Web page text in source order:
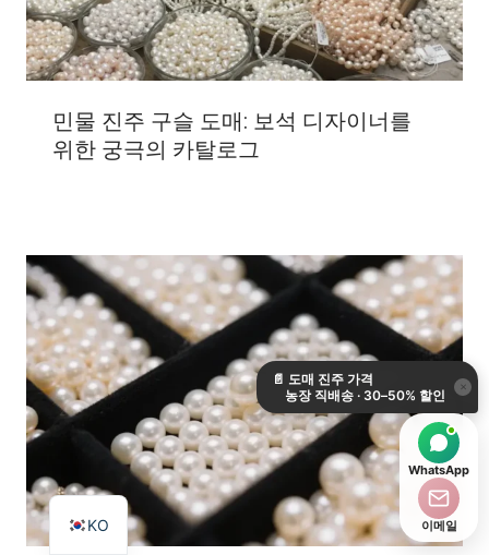
민물 진주 구슬 도매: 보석 디자이너를
위한 궁극의 카탈로그
📄 도매 진주 가격
농장 직배송 · 30–50% 할인
×
WhatsApp
이메일
KO
EN
AR
IT
ES
DE